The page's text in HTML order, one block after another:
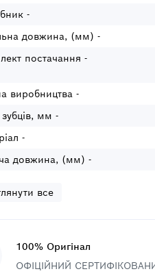
-
довжина, (мм) -
постачання -
виробництва -
мм -
-
довжина, (мм) -
все
100% Оригінал
ОФІЦІЙНИЙ